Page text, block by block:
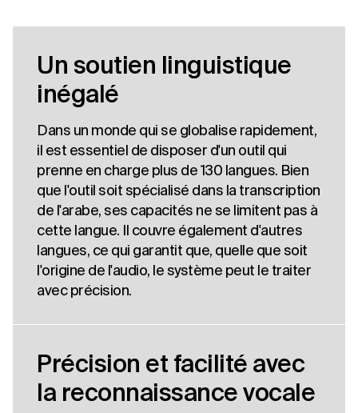
Un soutien linguistique
inégalé
Dans un monde qui se globalise rapidement,
il est essentiel de disposer d'un outil qui
prenne en charge plus de 130 langues. Bien
que l'outil soit spécialisé dans la transcription
de l'arabe, ses capacités ne se limitent pas à
cette langue. Il couvre également d'autres
langues, ce qui garantit que, quelle que soit
l'origine de l'audio, le système peut le traiter
avec précision.
Précision et facilité avec
la reconnaissance vocale